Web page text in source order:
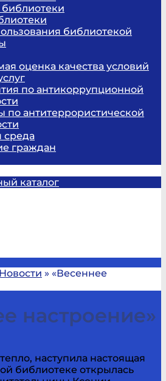
библиотеки
библиотекой
оценка качества условий
по антикоррупционной
по антитеррористической
среда
граждан
каталог
Новости » «Весеннее
настроение»
наступила настоящая
библиотеке открылась